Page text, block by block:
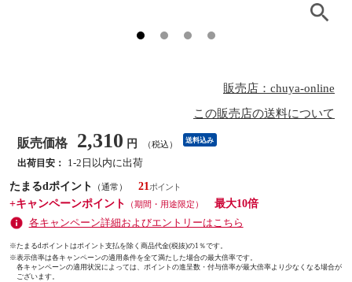
販売店：chuya-online
この販売店の送料について
販売価格 2,310 円 （税込） 送料込み
出荷目安：
1-2日以内に出荷
たまるdポイント
（通常）
21
+キャンペーンポイント
（期間・用途限定）
最大10倍
各キャンペーン詳細およびエントリーはこちら
※たまるdポイントはポイント支払を除く商品代金(税抜)の1％です。
※表示倍率は各キャンペーンの適用条件を全て満たした場合の最大倍率です。
各キャンペーンの適用状況によっては、ポイントの進呈数・付与倍率が最大倍率より少なくなる場合が
ございます。